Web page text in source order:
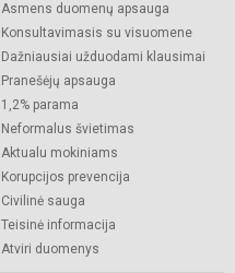
Asmens duomenų apsauga
Konsultavimasis su visuomene
Dažniausiai užduodami klausimai
Pranešėjų apsauga
1,2% parama
Neformalus švietimas
Aktualu mokiniams
Korupcijos prevencija
Civilinė sauga
Teisinė informacija
Atviri duomenys